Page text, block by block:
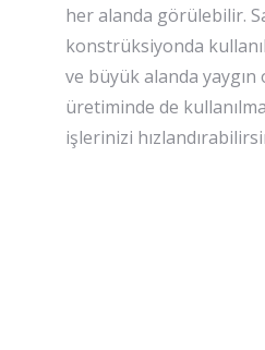
her alanda görülebilir.
konstrüksiyonda
ve büyük alanda
üretiminde de
işlerinizi